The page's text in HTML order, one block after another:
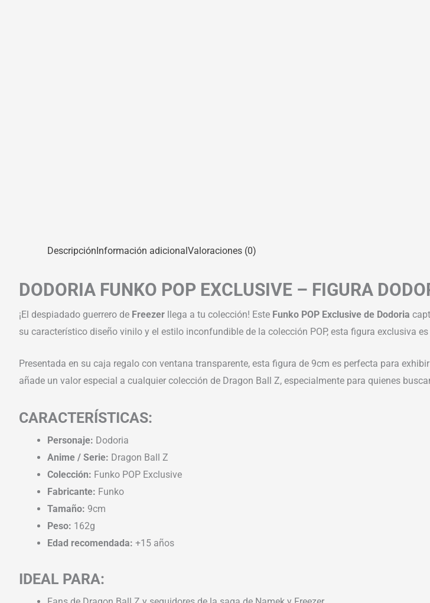
DescripciónInformación adicionalValoraciones (0)
DODORIA FUNKO POP EXCLUSIVE – FIGURA
¡El despiadado guerrero de Freezer llega a tu colección! Este Funko POP Exclusive de Dodoria
su característico diseño vinilo y el estilo inconfundible de la colección POP, esta figura exclusiva
Presentada en su caja regalo con ventana transparente, esta figura de 9cm es perfecta para
añade un valor especial a cualquier colección de Dragon Ball Z, especialmente para quienes
CARACTERÍSTICAS:
Personaje: Dodoria
Anime / Serie: Dragon Ball Z
Colección: Funko POP Exclusive
Fabricante: Funko
Tamaño: 9cm
Peso: 162g
Edad recomendada: +15 años
IDEAL PARA: